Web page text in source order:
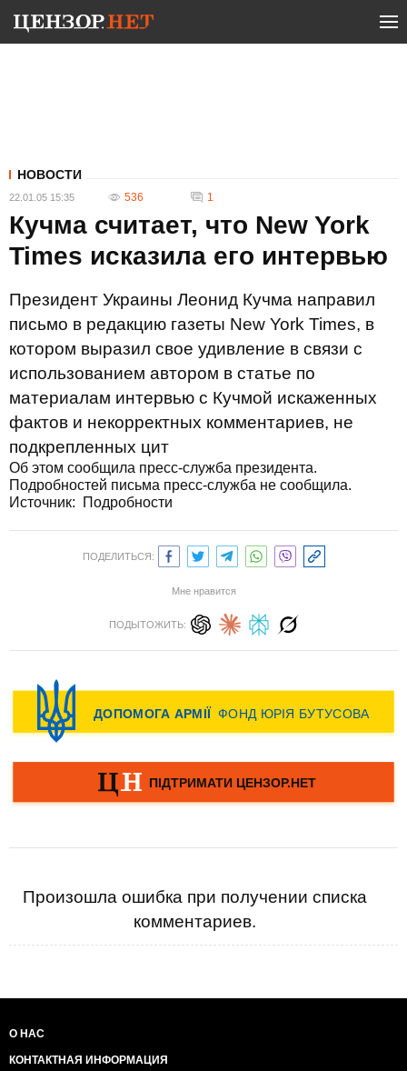
НОВОСТИ
22.01.05 15:35 536 1
Кучма считает, что New York
Times исказила его интервью
Президент Украины Леонид Кучма направил
письмо в редакцию газеты New York Times, в
котором выразил свое удивление в связи с
использованием автором в статье по
материалам интервью с Кучмой искаженных
фактов и некорректных комментариев, не
подкрепленных цит
Об этом сообщила пресс-служба президента.
Подробностей письма пресс-служба не сообщила.
Источник:
Подробности
ПОДЕЛИТЬСЯ:
Мне нравится
ПОДЫТОЖИТЬ:
Произошла ошибка при получении списка
комментариев.
О НАС
КОНТАКТНАЯ ИНФОРМАЦИЯ